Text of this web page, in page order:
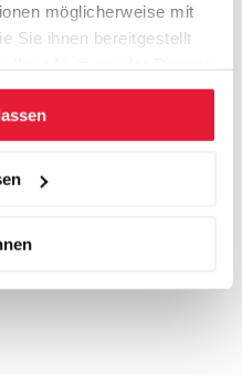
möglicherweise mit
Sie ihnen bereitgestellt
die schlagfertig sein will?